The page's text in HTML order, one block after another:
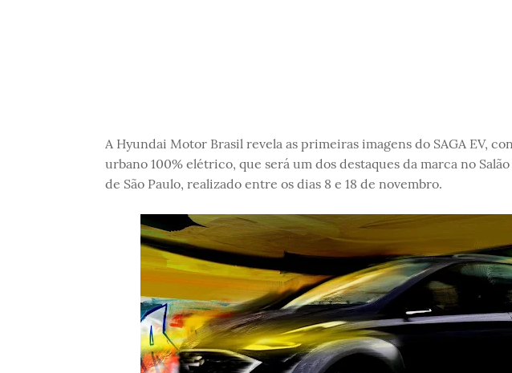
A Hyundai Motor Brasil revela as primeiras imagens do SAGA EV,
urbano 100% elétrico, que será um dos destaques da marca no
de São Paulo, realizado entre os dias 8 e 18 de novembro.